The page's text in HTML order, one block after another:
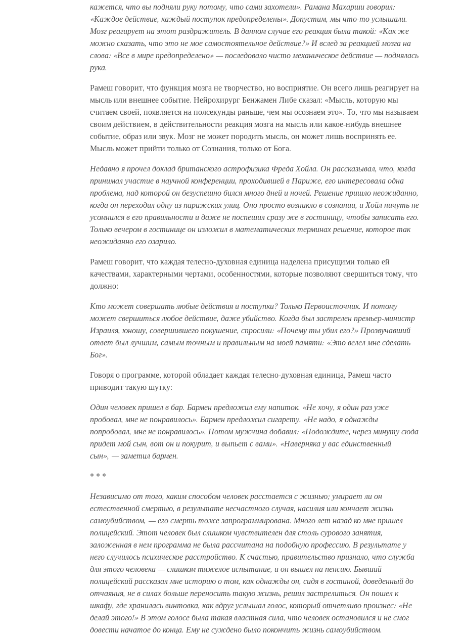
кажется, что вы подняли руку потому, что сами захотели». Рамана Махарши говорил:
«Каждое действие, каждый поступок предопределены». Допустим, мы что-то услышали.
Мозг реагирует на этот раздражитель. В данном случае его реакция была такой: «Как же
можно сказать, что это не мое самостоятельное действие?» И вслед за реакцией мозга на
слова: «Все в мире предопределено» — последовало чисто механическое действие — поднялась
рука.
Рамеш говорит, что функция мозга не творчество, но восприятие. Он всего лишь реагирует на
мысль или внешнее событие. Нейрохирург Бенжамен Либе сказал: «Мысль, которую мы
считаем своей, появляется на полсекунды раньше, чем мы осознаем это». То, что мы называем
своим действием, в действительности реакция мозга на мысль или какое-нибудь внешнее
событие, образ или звук. Мозг не может породить мысль, он может лишь воспринять ее.
Мысль может прийти только от Сознания, только от Бога.
Недавно я прочел доклад британского астрофизика Фреда Хойла. Он рассказывал, что, когда
принимал участие в научной конференции, проходившей в Париже, его интересовала одна
проблема, над которой он безуспешно бился много дней и ночей. Решение пришло неожиданно,
когда он переходил одну из парижских улиц. Оно просто возникло в сознании, и Хойл ничуть не
усомнился в его правильности и даже не поспешил сразу же в гостиницу, чтобы записать его.
Только вечером в гостинице он изложил в математических терминах решение, которое так
неожиданно его озарило.
Рамеш говорит, что каждая телесно-духовная единица наделена присущими только ей
качествами, характерными чертами, особенностями, которые позволяют свершиться тому, что
должно:
Кто может совершать любые действия и поступки? Только Первоисточник. И потому
может свершиться любое действие, даже убийство. Когда был застрелен премьер-министр
Израиля, юношу, совершившего покушение, спросили: «Почему ты убил его?» Прозвучавший
ответ был лучшим, самым точным и правильным на моей памяти: «Это велел мне сделать
Бог».
Говоря о программе, которой обладает каждая телесно-духовная единица, Рамеш часто
приводит такую шутку:
Один человек пришел в бар. Бармен предложил ему напиток. «Не хочу, я один раз уже
пробовал, мне не понравилось». Бармен предложил сигарету. «Не надо, я однажды
попробовал, мне не понравилось». Потом мужчина добавил: «Подождите, через минуту сюда
придет мой сын, вот он и покурит, и выпьет с вами». «Наверняка у вас единственный
сын», — заметил бармен.
* * *
Независимо от того, каким способом человек расстается с жизнью; умирает ли он
естественной смертью, в результате несчастного случая, насилия или кончает жизнь
самоубийством, — его смерть тоже запрограммирована. Много лет назад ко мне пришел
полицейский. Этот человек был слишком чувствителен для столь сурового занятия,
заложенная в нем программа не была рассчитана на подобную профессию. В результате у
него случилось психическое расстройство. К счастью, правительство признало, что служба
для этого человека — слишком тяжелое испытание, и он вышел на пенсию. Бывший
полицейский рассказал мне историю о том, как однажды он, сидя в гостиной, доведенный до
отчаяния, не в силах больше переносить такую жизнь, решил застрелиться. Он пошел к
шкафу, где хранилась винтовка, как вдруг услышал голос, который отчетливо произнес: «Не
делай этого!» В этом голосе была такая властная сила, что человек остановился и не смог
довести начатое до конца. Ему не суждено было покончить жизнь самоубийством.